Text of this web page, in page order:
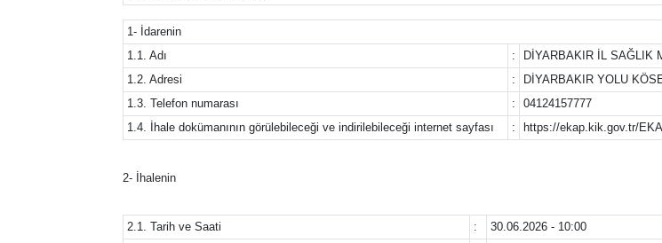
1- İdarenin
1.1. Adı
:
DİYARBAKIR İL SAĞLIK
1.2. Adresi
:
DİYARBAKIR YOLU
1.3. Telefon numarası
:
04124157777
1.4. İhale dokümanının görülebileceği ve indirilebileceği internet sayfası
: https://ekap.kik.gov.tr/
2- İhalenin
2.1. Tarih ve Saati :
30.06.2026 - 10:00